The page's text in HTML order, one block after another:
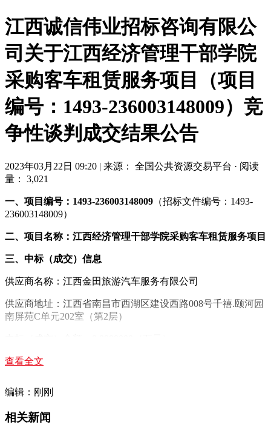
江西诚信伟业招标咨询有限公
司关于江西经济管理干部学院
采购客车租赁服务项目（项目
编号：1493-236003148009）竞
争性谈判成交结果公告
2023年03月22日 09:20 | 来源： 全国公共资源交易平台 · 阅读
量： 3,021
一、项目编号：1493-236003148009 （招标文件编号：1493-
236003148009）
二、项目名称：江西经济管理干部学院采购客车租赁服务项目
三、中标（成交）信息
供应商名称：江西金田旅游汽车服务有限公司
供应商地址：江西省南昌市西湖区建设西路008号千禧.颐河园
南屏苑C单元202室（第2层）
四、主要标的信息
序
号
供应
称
服
务
名
称
查看全文
编辑：刚刚
相关新闻